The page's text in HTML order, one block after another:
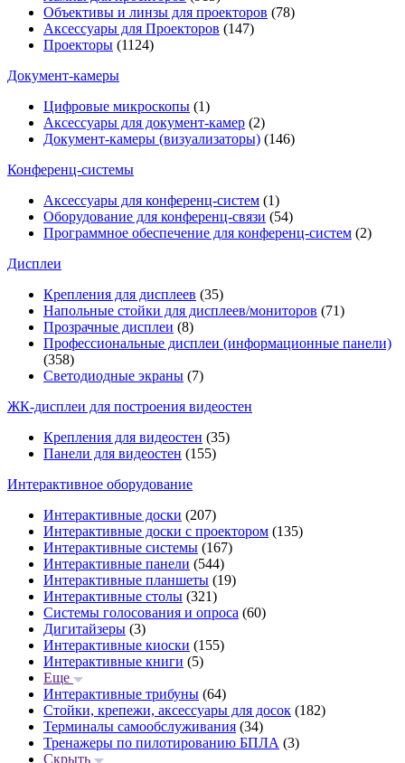
Объективы и линзы для проекторов (78)
Аксессуары для Проекторов (147)
Проекторы (1124)
Документ-камеры
Цифровые микроскопы (1)
Аксессуары для документ-камер (2)
Документ-камеры (визуализаторы) (146)
Конференц-системы
Аксессуары для конференц-систем (1)
Оборудование для конференц-связи (54)
Программное обеспечение для конференц-систем (2)
Дисплеи
Крепления для дисплеев (35)
Напольные стойки для дисплеев/мониторов (71)
Прозрачные дисплеи (8)
Профессиональные дисплеи (информационные панели)
(358)
Светодиодные экраны (7)
ЖК-дисплеи для построения видеостен
Крепления для видеостен (35)
Панели для видеостен (155)
Интерактивное оборудование
Интерактивные доски (207)
Интерактивные доски с проектором (135)
Интерактивные системы (167)
Интерактивные панели (544)
Интерактивные планшеты (19)
Интерактивные столы (321)
Системы голосования и опроса (60)
Дигитайзеры (3)
Интерактивные киоски (155)
Интерактивные книги (5)
Еще
Интерактивные трибуны (64)
Стойки, крепежи, аксессуары для досок (182)
Терминалы самообслуживания (34)
Тренажеры по пилотированию БПЛА (3)
Скрыть